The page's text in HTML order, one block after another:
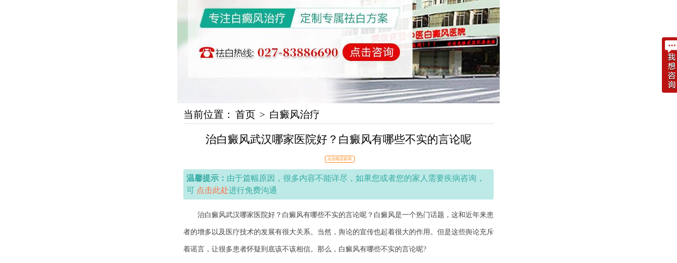
当前位置： 首页 > 白癜风治疗
治白癜风武汉哪家医院好？白癜风有哪些不实的言论呢
点击电话咨询
温馨提示： 由于篇幅原因，很多内容不能详尽，如果您或者您的家人需要疾病咨询，
可 点击此处进行免费沟通
治白癜风武汉哪家医院好？白癜风有哪些不实的言论呢？白癜风是一个热门话题，这和近年来患
者的增多以及医疗技术的发展有很大关系。当然，舆论的宣传也起着很大的作用。但是这些舆论充斥
着谣言，让很多患者怀疑到底该不该相信。那么，白癜风有哪些不实的言论呢?